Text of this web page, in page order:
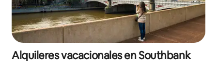
Alquileres vacacionales en Southbank